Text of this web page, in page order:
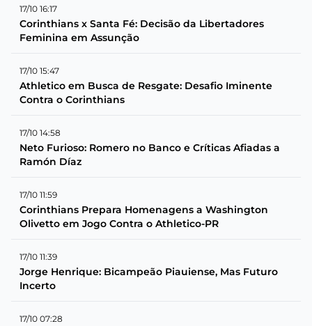
17/10 16:17
Corinthians x Santa Fé: Decisão da Libertadores
Feminina em Assunção
17/10 15:47
Athletico em Busca de Resgate: Desafio Iminente
Contra o Corinthians
17/10 14:58
Neto Furioso: Romero no Banco e Críticas Afiadas a
Ramón Díaz
17/10 11:59
Corinthians Prepara Homenagens a Washington
Olivetto em Jogo Contra o Athletico-PR
17/10 11:39
Jorge Henrique: Bicampeão Piauiense, Mas Futuro
Incerto
17/10 07:28